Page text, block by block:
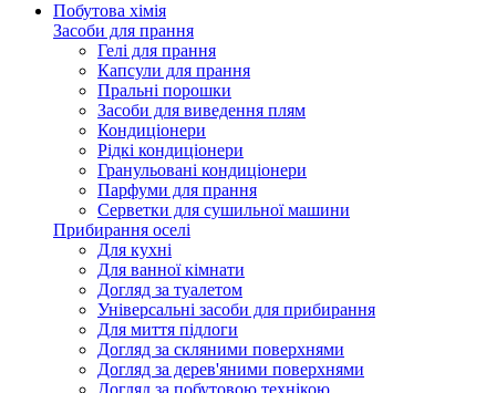
Побутова хімія
Засоби для прання
Гелі для прання
Капсули для прання
Пральні порошки
Засоби для виведення плям
Кондиціонери
Рідкі кондиціонери
Гранульовані кондиціонери
Парфуми для прання
Серветки для сушильної машини
Прибирання оселі
Для кухні
Для ванної кімнати
Догляд за туалетом
Універсальні засоби для прибирання
Для миття підлоги
Догляд за скляними поверхнями
Догляд за дерев'яними поверхнями
Догляд за побутовою технікою